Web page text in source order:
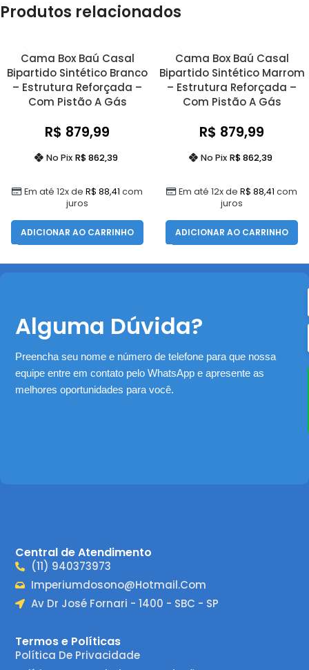
Produtos relacionados
Cama Box Baú Casal
Bipartido Sintético Branco
– Estrutura Reforçada –
Com Pistão A Gás
R$ 879,99
Em até 12x de R$ 88,41 com
juros
No Pix R$862,39
ADICIONAR AO CARRINHO
Cama Box Baú Casal
Bipartido Sintético Marrom
– Estrutura Reforçada –
Com Pistão A Gás
R$ 879,99
Em até 12x de R$ 88,41 com
juros
No Pix R$862,39
ADICIONAR AO CARRINHO
Alguma Dúvida?
Preencha seu nome e número de telefone para que nossa
equipe entre em contato pelo WhatsApp e apresente as
melhores oportunidades para você.
Central de Atendimento
(11) 940373973
Imperiumdosono@hotmail.com
Av Dr José Fornari - 1400 - SBC - SP
Termos e Políticas
Política De Privacidade